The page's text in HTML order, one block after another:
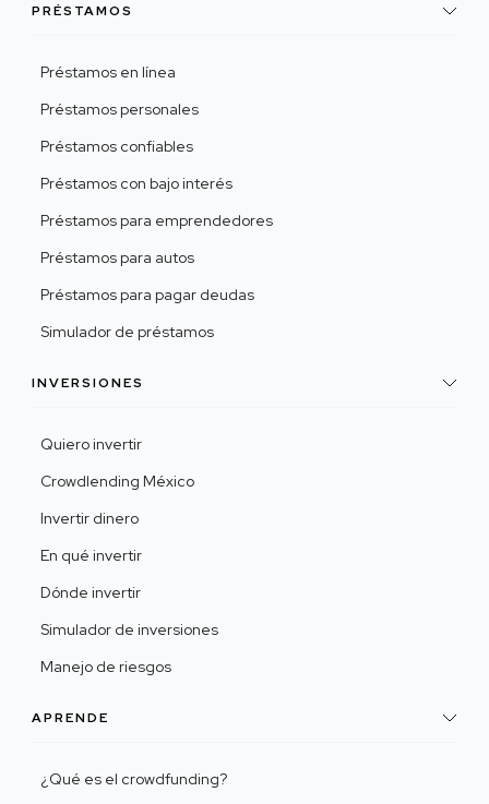
PRÉSTAMOS
Préstamos en línea
Préstamos personales
Préstamos confiables
Préstamos con bajo interés
Préstamos para emprendedores
Préstamos para autos
Préstamos para pagar deudas
Simulador de préstamos
INVERSIONES
Quiero invertir
Crowdlending México
Invertir dinero
En qué invertir
Dónde invertir
Simulador de inversiones
Manejo de riesgos
APRENDE
¿Qué es el crowdfunding?